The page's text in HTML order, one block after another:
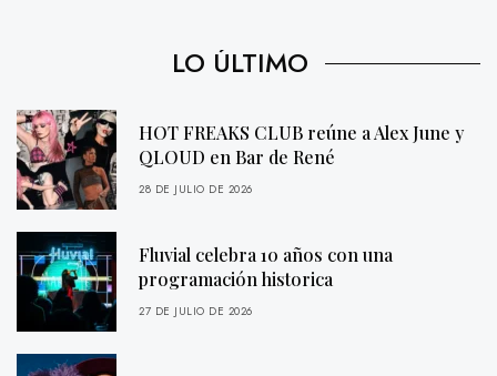
LO ÚLTIMO
HOT FREAKS CLUB reúne a Alex June y
QLOUD en Bar de René
28 DE JULIO DE 2026
Fluvial celebra 10 años con una
programación historica
27 DE JULIO DE 2026